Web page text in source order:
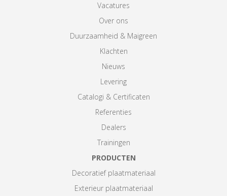
Vacatures
Over ons
Duurzaamheid & Maigreen
Klachten
Nieuws
Levering
Catalogi & Certificaten
Referenties
Dealers
Trainingen
PRODUCTEN
Decoratief plaatmateriaal
Exterieur plaatmateriaal